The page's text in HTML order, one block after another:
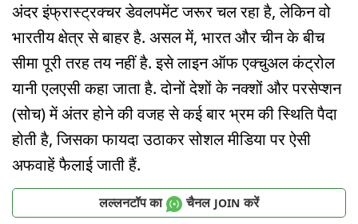
अंदर इंफ्रास्ट्रक्चर डेवलपमेंट जरूर चल रहा है, लेकिन वो
भारतीय क्षेत्र से बाहर है. असल में, भारत और चीन के बीच
सीमा पूरी तरह तय नहीं है. इसे लाइन ऑफ एक्चुअल कंट्रोल
यानी एलएसी कहा जाता है. दोनों देशों के नक्शों और परसेप्शन
(सोच) में अंतर होने की वजह से कई बार भ्रम की स्थिति पैदा
होती है, जिसका फायदा उठाकर सोशल मीडिया पर ऐसी
अफवाहें फैलाई जाती हैं.
लल्लनटॉप का चैनल JOIN करें